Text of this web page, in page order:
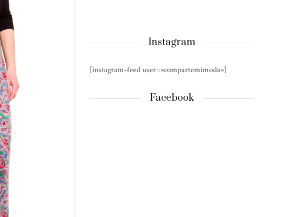
Instagram
[instagram-feed user=»compartemimoda»]
Facebook